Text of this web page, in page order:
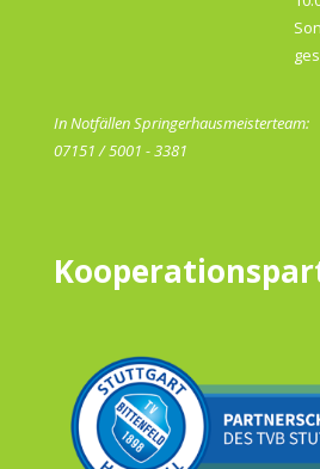
In Notfällen Springerhausmeisterteam:
07151 / 5001 - 3381